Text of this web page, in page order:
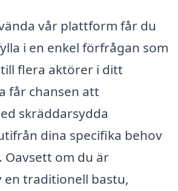
vår plattform får du
i en enkel förfrågan som
till flera aktörer i ditt
får chansen att
skräddarsydda
dina specifika behov
Oavsett om du är
en traditionell bastu,